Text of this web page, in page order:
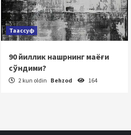
Таассуф
90 йиллик нашрнинг маёғи
сўндими?
2 kun oldin Behzod 164